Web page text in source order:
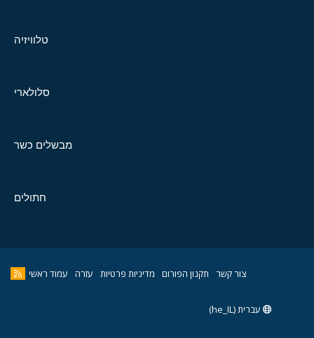
טלוויזיה
סלולארי
מבשלים כשר
חתולים
צור קשר תקנון הפורום מדיניות פרטיות עזרה עמוד ראשי
עברית (he_IL)